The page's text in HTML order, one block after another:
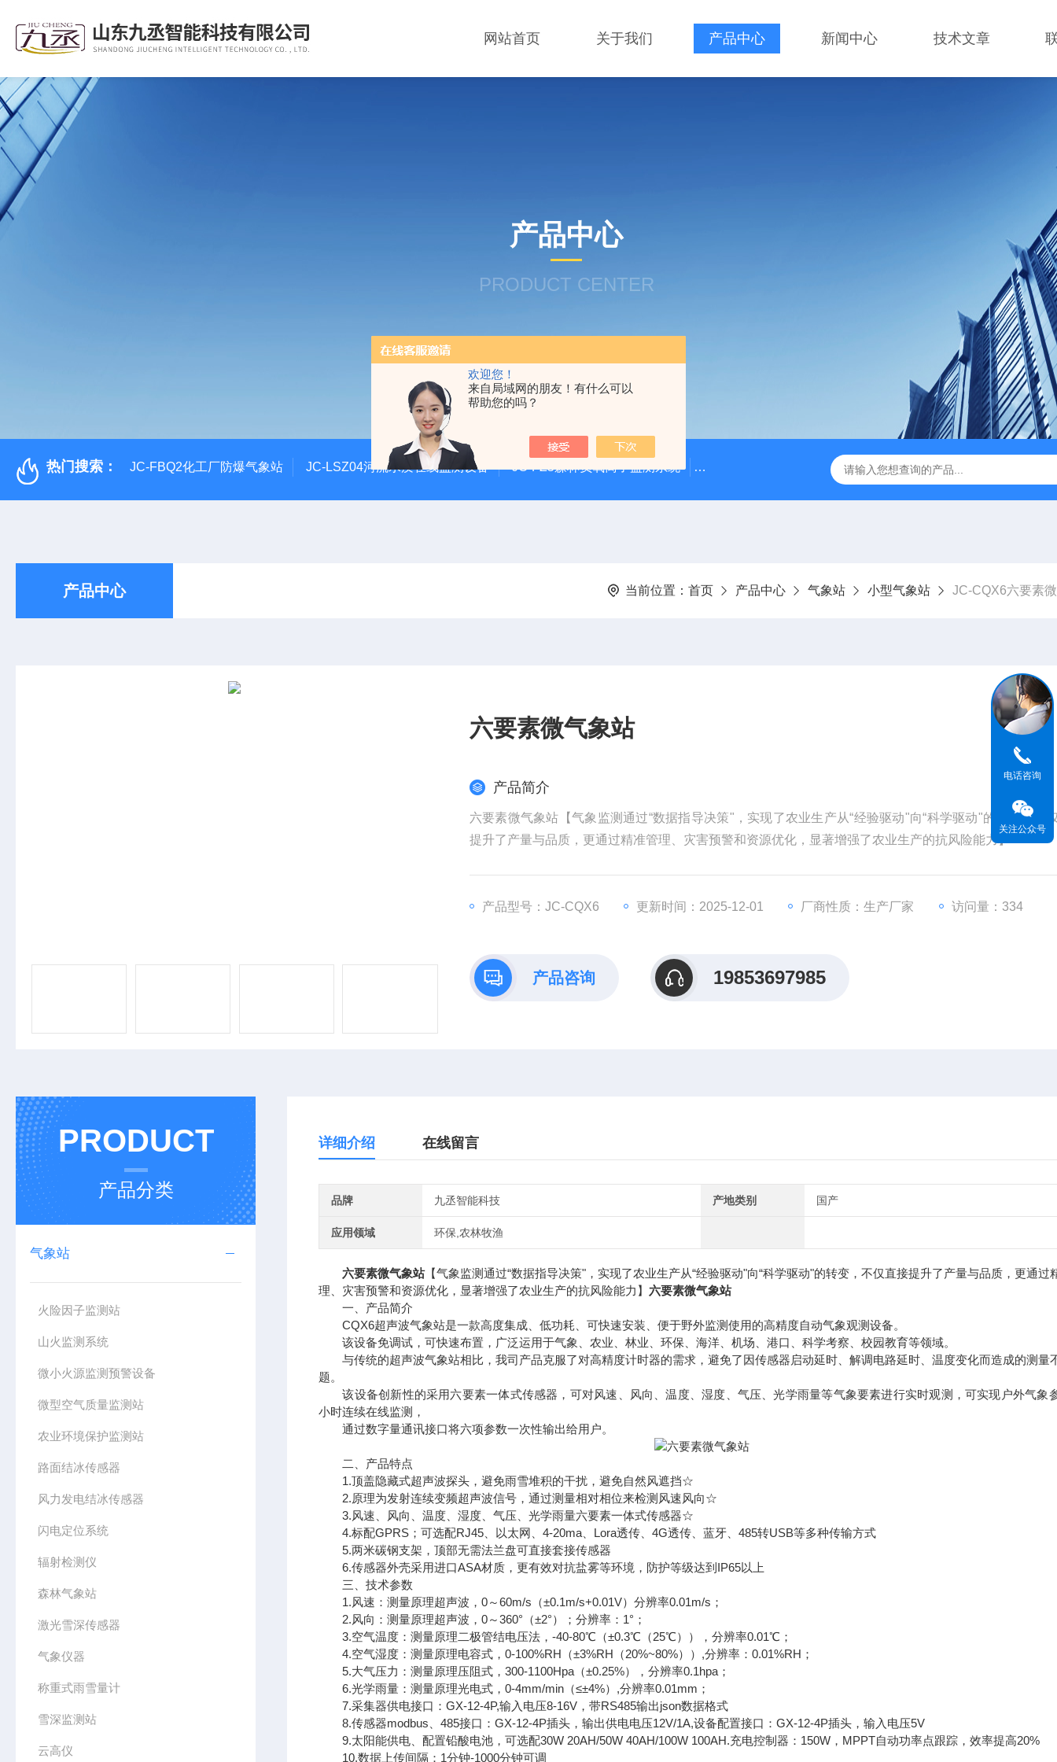
欢迎您！
来自局域网的朋友！有什么可以
帮助您的吗？
网站首页 关于我们 产品中心 新闻中心 技术文章
产品中心
PRODUCT CENTER
热门搜索： JC-FBQ2化工厂防爆气象站 JC-LSZ04河流水质在线监测设备 JC-FZ5森林负氧离子监测系统 JC-FZ5大气负氧离子监测站 JC-ZS07多参数污水在线检测仪
产品中心 当前位置： 首页 产品中心 气象站 小型气象站 JC-CQX6六要素
六要素微气象站
产品简介
六要素微气象站【气象监测通过“数据指导决策"，实现了农业生产从“经验驱动"向“科学驱动"的转变，不
提升了产量与品质，更通过精准管理、灾害预警和资源优化，显著增强了农业生产的抗风险能力】
产品型号：JC-CQX6 更新时间：2025-12-01 厂商性质：生产厂家 访问量：334
产品咨询 19853697985
PRODUCT
产品分类
气象站
火险因子监测站
山火监测系统
微小火源监测预警设备
微型空气质量监测站
农业环境保护监测站
路面结冰传感器
风力发电结冰传感器
闪电定位系统
辐射检测仪
森林气象站
激光雪深传感器
气象仪器
称重式雨雪量计
雪深监测站
云高仪
详细介绍 在线留言
品牌 九丞智能科技 产地类别 国产
应用领域 环保,农林牧渔
六要素微气象站【气象监测通过“数据指导决策"，实现了农业生产从“经验驱动"向“科学驱动"的转变，不仅直接提升了产量与品质，更通过
理、灾害预警和资源优化，显著增强了农业生产的抗风险能力】 六要素微气象站
一、产品简介
CQX6超声波气象站是一款高度集成、低功耗、可快速安装、便于野外监测使用的高精度自动气象观测设备。
该设备免调试，可快速布置，广泛运用于气象、农业、林业、环保、海洋、机场、港口、科学考察、校园教育等领域。
与传统的超声波气象站相比，我司产品克服了对高精度计时器的需求，避免了因传感器启动延时、解调电路延时、温度变化而造成的测量
题。
该设备创新性的采用六要素一体式传感器，可对风速、风向、温度、湿度、气压、光学雨量等气象要素进行实时观测，可实现户外气象
小时连续在线监测，
通过数字量通讯接口将六项参数一次性输出给用户。
二、产品特点
1.顶盖隐藏式超声波探头，避免雨雪堆积的干扰，避免自然风遮挡☆
2.原理为发射连续变频超声波信号，通过测量相对相位来检测风速风向☆
3.风速、风向、温度、湿度、气压、光学雨量六要素一体式传感器☆
4.标配GPRS；可选配RJ45、以太网、4-20ma、Lora透传、4G透传、蓝牙、485转USB等多种传输方式
5.两米碳钢支架，顶部无需法兰盘可直接套接传感器
6.传感器外壳采用进口ASA材质，更有效对抗盐雾等环境，防护等级达到IP65以上
三、技术参数
1.风速：测量原理超声波，0～60m/s（±0.1m/s+0.01V）分辨率0.01m/s；
2.风向：测量原理超声波，0～360°（±2°）；分辨率：1°；
3.空气温度：测量原理二极管结电压法，-40-80℃（±0.3℃（25℃）），分辨率0.01℃；
4.空气湿度：测量原理电容式，0-100%RH（±3%RH（20%~80%））,分辨率：0.01%RH；
5.大气压力：测量原理压阻式，300-1100Hpa（±0.25%），分辨率0.1hpa；
6.光学雨量：测量原理光电式，0-4mm/min（≤±4%）,分辨率0.01mm；
7.采集器供电接口：GX-12-4P,输入电压8-16V，带RS485输出json数据格式
8.传感器modbus、485接口：GX-12-4P插头，输出供电电压12V/1A,设备配置接口：GX-12-4P插头，输入电压5V
9.太阳能供电、配置铅酸电池，可选配30W 20AH/50W 40AH/100W 100AH.充电控制器：150W，MPPT自动功率点跟踪，效率提高20%
10.数据上传间隔：1分钟-1000分钟可调
电话咨询
关注公众号